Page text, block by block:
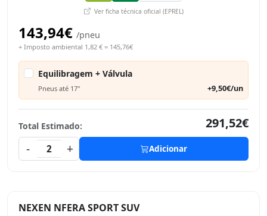
Ver ficha técnica oficial (EPREL)
143,94€ /pneu
+ Imposto ambiental 1,82 € = 145,76€
Equilibragem + Válvula
Pneus até 17" +9,50€/un
Total Estimado:
291,52€
-
2 + Adicionar
NEXEN NFERA SPORT SUV